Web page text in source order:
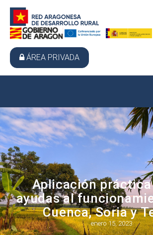
ÁREA PRIVADA
Aplicación práctica
ayudas al
Cuenca, Soria y
enero 15, 2023